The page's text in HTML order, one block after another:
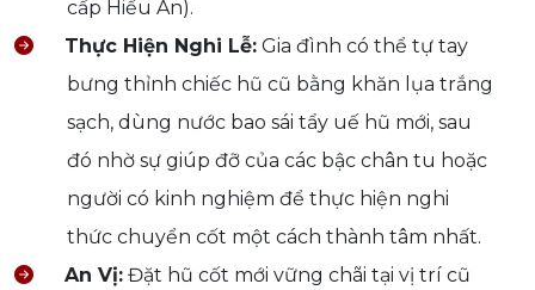
cấp Hiếu An).
Thực Hiện Nghi Lễ: Gia đình có thể tự tay
bưng thỉnh chiếc hũ cũ bằng khăn lụa trắng
sạch, dùng nước bao sái tẩy uế hũ mới, sau
đó nhờ sự giúp đỡ của các bậc chân tu hoặc
người có kinh nghiệm để thực hiện nghi
thức chuyển cốt một cách thành tâm nhất.
An Vị: Đặt hũ cốt mới vững chãi tại vị trí cũ